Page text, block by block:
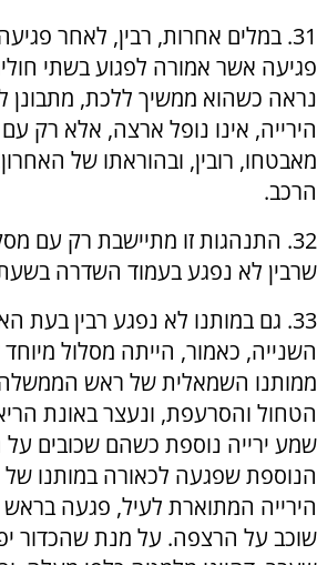
31. במלים אחרות, רבין, לאחר
פגיעה אשר אמורה לפגוע בשתי
נראה כשהוא ממשיך ללכת, מתבונן
הירייה, אינו נופל ארצה, אלא רק
מאבטחו, רובין, ובהוראתו של
הרכב.
32. התנהגות זו מתיישבת רק עם
שרבין לא נפגע בעמוד השדרה
33. גם במותנו לא נפגע רבין בעת
השנייה, כאמור, הייתה מסלול
ממותנו השמאלית של ראש הממשלה,
הטחול והסרעפת, ונעצר באונת
שמע ירייה נוספת כשהם שכובים על
הנוספת שפגעה לכאורה במותנו
הירייה המתוארת לעיל, פגעה
שוכב על הרצפה. על מנת שהכדור